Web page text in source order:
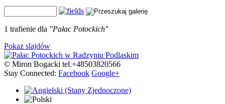
1 trafienie dla "Pałac Potockich"
Pokaz slajdów
© Miron Bogacki tel.+48503820566
Stay Connected: Facebook Google+